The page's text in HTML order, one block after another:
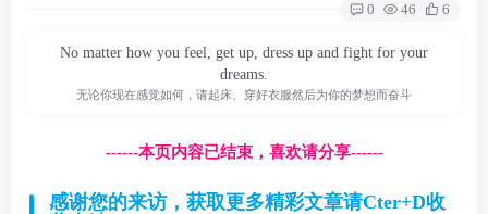
0 46 6
No matter how you feel, get up, dress up and fight for your
dreams.
无论你现在感觉如何，请起床、穿好衣服然后为你的梦想而奋斗
------本页内容已结束，喜欢请分享------
感谢您的来访，获取更多精彩文章请Cter+D收